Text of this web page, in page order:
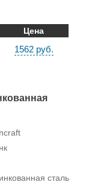
Цена
1562 руб.
сталь